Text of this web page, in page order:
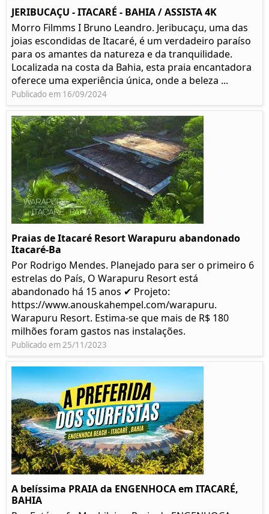
JERIBUCAÇU - ITACARÉ - BAHIA / ASSISTA 4K
Morro Filmms I Bruno Leandro. Jeribucaçu, uma das
joias escondidas de Itacaré, é um verdadeiro paraíso
para os amantes da natureza e da tranquilidade.
Localizada na costa da Bahia, esta praia encantadora
oferece uma experiência única, onde a beleza ...
Publicado em 16/09/2024
Praias de Itacaré Resort Warapuru abandonado
Itacaré-Ba
Por Rodrigo Mendes. Planejado para ser o primeiro 6
estrelas do País, O Warapuru Resort está
abandonado há 15 anos ✔ Projeto:
https://www.anouskahempel.com/warapuru.
Warapuru Resort. Estima-se que mais de R$ 180
milhões foram gastos nas instalações.
Publicado em 25/11/2023
A belíssima PRAIA da ENGENHOCA em ITACARÉ,
BAHIA